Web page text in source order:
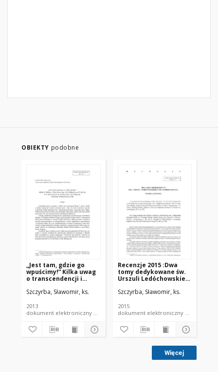
OBIEKTY podobne
„Jest tam, gdzie go
wpuścimy!” Kilka uwag
o transcendencji i
nawiązaniu do
Buberowskiej dialogiki
Szczyrba, Sławomir, ks.
2013
dokument elektroniczny czasopismo
Recenzje 2015 :Dwa
tomy dedykowane św.
Urszuli Ledóchowskiej i
Szczyrba, Sławomir, ks.
2015
dokument elektroniczny czasopismo
Więcej